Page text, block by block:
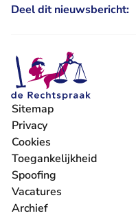
Deel dit nieuwsbericht:
Sitemap
Privacy
Cookies
Toegankelijkheid
Spoofing
Vacatures
- U verlaat Rechtspraak.nl
Archief